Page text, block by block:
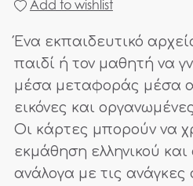
Add to wishlist
Ένα εκπαιδευτικό
παιδί ή τον μαθητή να
μέσα μεταφοράς μέσα
εικόνες και
Οι κάρτες μπορούν να
εκμάθηση ελληνικού και
ανάλογα με τις ανάγκες